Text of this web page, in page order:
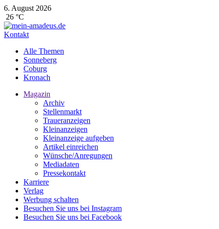
6. August 2026
26 °C
Kontakt
Alle Themen
Sonneberg
Coburg
Kronach
Magazin
Archiv
Stellenmarkt
Traueranzeigen
Kleinanzeigen
Kleinanzeige aufgeben
Artikel einreichen
Wünsche/Anregungen
Mediadaten
Pressekontakt
Karriere
Verlag
Werbung schalten
Besuchen Sie uns bei Instagram
Besuchen Sie uns bei Facebook